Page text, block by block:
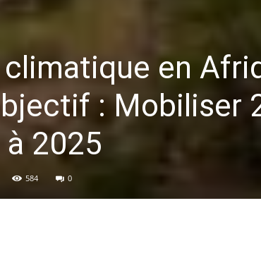
en
: Mobiliser
à 2025
584 0